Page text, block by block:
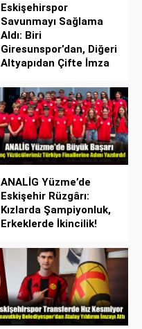
Eskişehirspor
Savunmayı Sağlama
Aldı: Biri
Giresunspor’dan, Diğeri
Altyapıdan Çifte İmza
ANALİG Yüzme’de
Eskişehir Rüzgârı:
Kızlarda Şampiyonluk,
Erkeklerde İkincilik!